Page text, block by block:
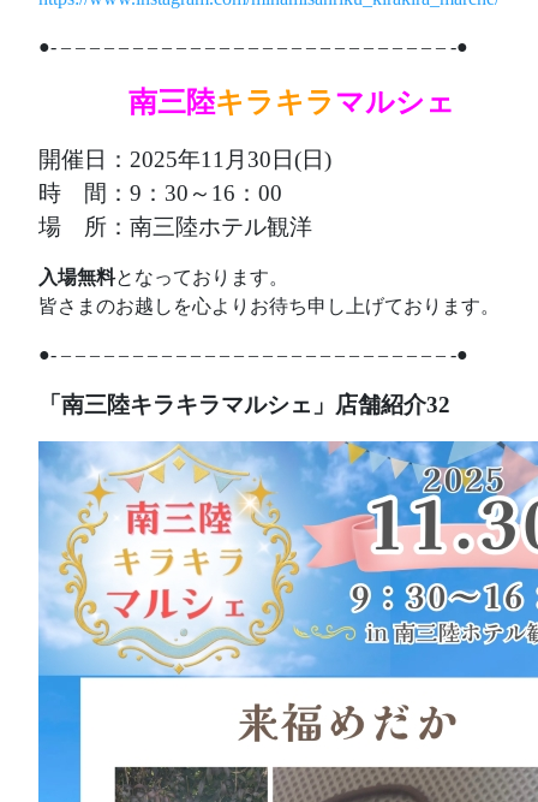
●- – – – – – – – – – – – – – – – – – – – – – – – – – – – -●
南三陸キラキラマルシェ
開催日：2025年11月30日(日)
時 間：9：30～16：00
場 所：南三陸ホテル観洋
入場無料となっております。
皆さまのお越しを心よりお待ち申し上げております。
●- – – – – – – – – – – – – – – – – – – – – – – – – – – – -●
「南三陸キラキラマルシェ」店舗紹介32